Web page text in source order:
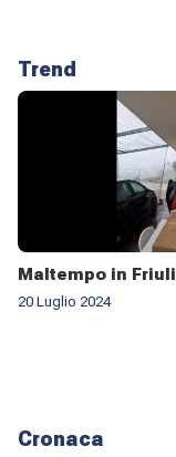
Trend
Maltempo in Friuli
20 Luglio 2024
Cronaca